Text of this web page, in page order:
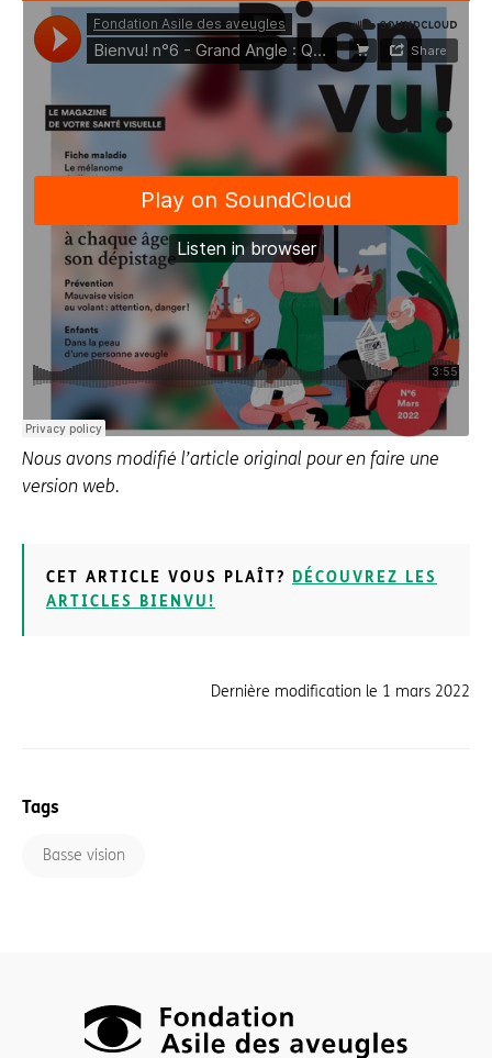
Nous avons modifié l’article original pour en faire une
version web.
CET ARTICLE VOUS PLAÎT?
DÉCOUVREZ LES
ARTICLES BIENVU!
Dernière modification le 1 mars 2022
Tags
Basse vision